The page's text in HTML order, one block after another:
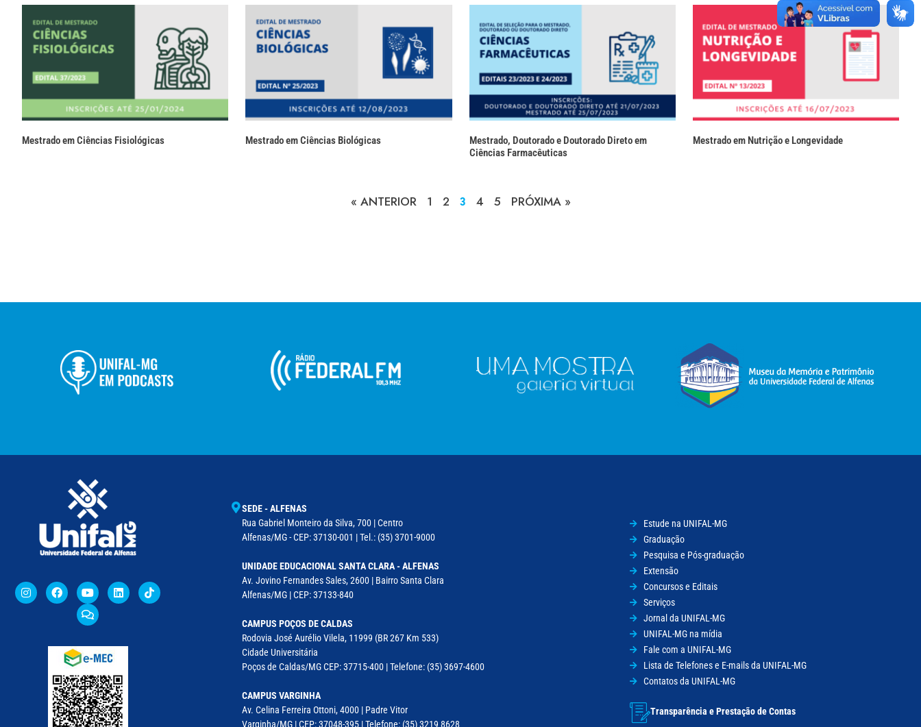
Mestrado em Ciências Fisiológicas Mestrado em Ciências Biológicas
Mestrado, Doutorado e Doutorado Direto em
Ciências Farmacêuticas
Mestrado em Nutrição e Longevidade
« ANTERIOR 1 2 3 4 5 PRÓXIMA »
SEDE - ALFENAS
Rua Gabriel Monteiro da Silva, 700 | Centro
Alfenas/MG - CEP: 37130-001 | Tel.: (35) 3701-9000
UNIDADE EDUCACIONAL SANTA CLARA - ALFENAS
Av. Jovino Fernandes Sales, 2600 | Bairro Santa Clara
Alfenas/MG | CEP: 37133-840
CAMPUS POÇOS DE CALDAS
Rodovia José Aurélio Vilela, 11999 (BR 267 Km 533)
Cidade Universitária
Poços de Caldas/MG CEP: 37715-400 | Telefone: (35) 3697-4600
CAMPUS VARGINHA
Av. Celina Ferreira Ottoni, 4000 | Padre Vitor
Varginha/MG | CEP: 37048-395 | Telefone: (35) 3219 8628
Estude na UNIFAL-MG
Graduação
Pesquisa e Pós-graduação
Extensão
Concursos e Editais
Serviços
Jornal da UNIFAL-MG
UNIFAL-MG na mídia
Fale com a UNIFAL-MG
Lista de Telefones e E-mails da UNIFAL-MG
Contatos da UNIFAL-MG
Transparência e Prestação de Contas